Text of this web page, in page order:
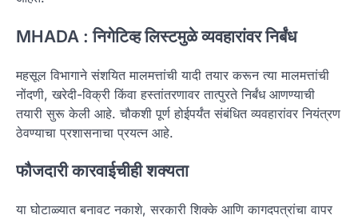
MHADA : निगेटिव्ह लिस्टमुळे व्यवहारांवर निर्बंध
महसूल विभागाने संशयित मालमत्तांची यादी तयार करून त्या मालमत्तांची
नोंदणी, खरेदी-विक्री किंवा हस्तांतरणावर तात्पुरते निर्बंध आणण्याची
तयारी सुरू केली आहे. चौकशी पूर्ण होईपर्यंत संबंधित व्यवहारांवर नियंत्रण
ठेवण्याचा प्रशासनाचा प्रयत्न आहे.
फौजदारी कारवाईचीही शक्यता
या घोटाळ्यात बनावट नकाशे, सरकारी शिक्के आणि कागदपत्रांचा वापर